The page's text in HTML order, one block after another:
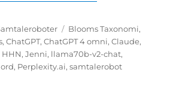
Stikkord
Blooms Taxonomi,
,ChatGPT,ChatGPT 4 omni,Claude,
HHN,Jenni, llama70b-v2-chat,
, Perplexity.ai,samtalerobot